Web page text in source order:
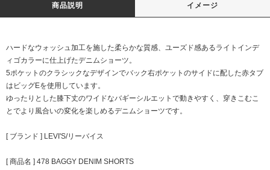
商品説明 イメージ
ハードなウォッシュ加工を施した柔らかな質感、ユーズド感あるライトインデ
ィゴカラーに仕上げたデニムショーツ。
5ポケットのクラシックなデザインでバック右ポケットのサイドに配した赤タブ
はビッグEを使用しています。
ゆったりとした膝下丈のワイドなバギーシルエットで動きやすく、穿きこむこ
とでより風合いの変化を楽しめるデニムショーツです。
[ ブランド ] LEVI'S/リーバイス
[ 商品名 ] 478 BAGGY DENIM SHORTS